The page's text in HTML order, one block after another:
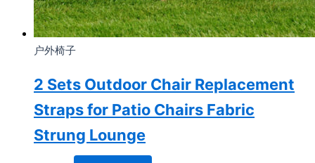
户外椅子
2 Sets Outdoor Chair Replacement
Straps for Patio Chairs Fabric
Strung Lounge